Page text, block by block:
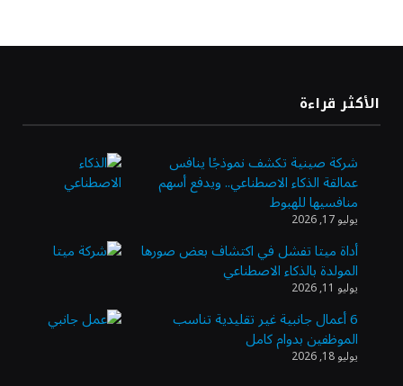
«طيران الرياض» يدشن أولى رحلاته إلى مومباي
ويضيف الوجهة التشغيلية الثامنة
وزير الاستثمار: الموافقة على رخصة مزاولة
الأنشطة المالية عابرة الحدود تطوير للبيئة
الاستثمارية
الذهب يسجل أعلى مستوى في أسبوعين بدعم
من تراجع الدولار
الدولار الأمريكي يتراجع قرب أدنى مستوياته
الأكثر قراءة
شركة صينية تكشف نموذجًا ينافس
عمالقة الذكاء الاصطناعي.. ويدفع أسهم
منافسيها للهبوط
يوليو 17, 2026
أداة ميتا تفشل في اكتشاف بعض صورها
المولدة بالذكاء الاصطناعي
يوليو 11, 2026
6 أعمال جانبية غير تقليدية تناسب
الموظفين بدوام كامل
يوليو 18, 2026